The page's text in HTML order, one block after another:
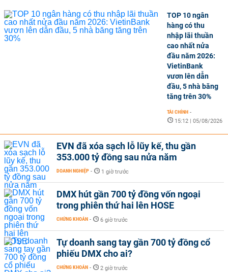
TOP 10 ngân
hàng có thu
nhập lãi thuần
cao nhất nửa
đầu năm 2026:
VietinBank
vươn lên dẫn
đầu, 5 nhà băng
tăng trên 30%
TÀI CHÍNH -
15:12 | 05/08/2026
EVN đã xóa sạch lỗ lũy kế, thu gần
353.000 tỷ đồng sau nửa năm
DOANH NGHIỆP - 1 giờ trước
DMX hút gần 700 tỷ đồng vốn ngoại
trong phiên thứ hai lên HOSE
CHỨNG KHOÁN - 6 giờ trước
Tự doanh sang tay gần 700 tỷ đồng cổ
phiếu DMX cho ai?
CHỨNG KHOÁN - 2 giờ trước